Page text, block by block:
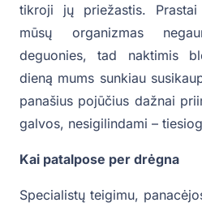
tikroji jų priežastis. Prastai
mūsų organizmas
deguonies, tad naktimis
dieną mums sunkiau
panašius pojūčius dažnai
galvos, nesigilindami –
Kai patalpose per drėgna
Specialistų teigimu,